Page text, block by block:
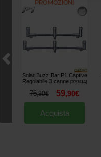
Solar Buzz Bar P1 Captive
Regolabile 3 canne [205741A]
76,90€ 59,90€
Acquista